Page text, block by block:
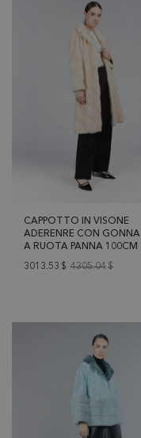
CAPPOTTO IN VISONE
ADERENRE CON GONNA
A RUOTA PANNA 100CM
3013.53 $ 4305.04$